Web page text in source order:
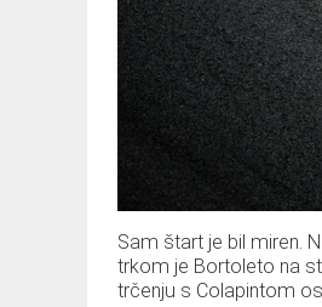
Sam štart je bil miren.
trkom je Bortoleto na
trčenju s Colapintom